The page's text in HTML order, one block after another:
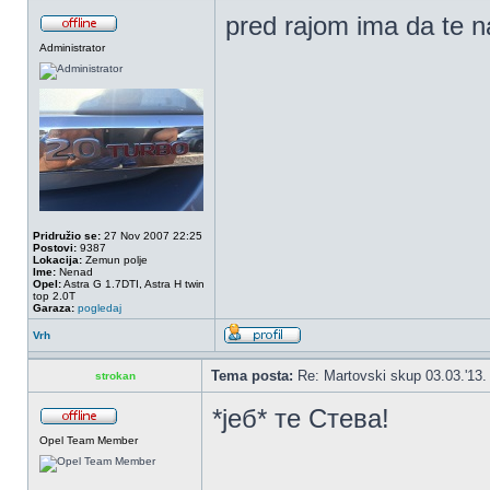
Administrator
Pridružio se: 27 Nov 2007 22:25
Postovi: 9387
Lokacija: Zemun polje
Ime: Nenad
Opel:Astra G 1.7DTI, Astra H twin
top 2.0T
Garaza: pogledaj
pred rajom ima da te
Vrh
strokan Tema posta: Re: Martovski skup 03.03.'13.
Opel Team Member
*јеб* те Стева!